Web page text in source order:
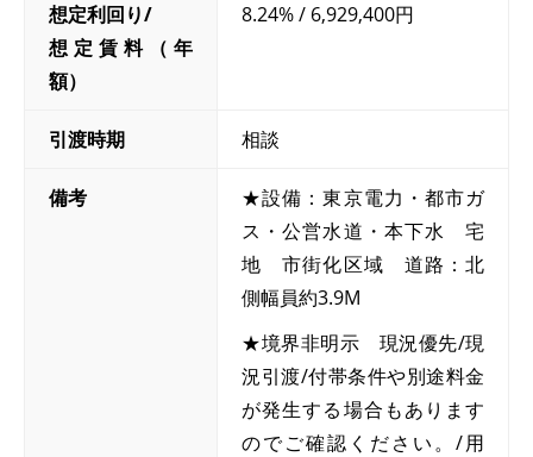
想定利回り/
想定賃料（年
額）
8.24% / 6,929,400円
引渡時期 相談
備考
★設備：東京電力・都市ガ
ス・公営水道・本下水 宅
地 市街化区域 道路：北
側幅員約3.9M
★境界非明示 現況優先/現
況引渡/付帯条件や別途料金
が発生する場合もあります
のでご確認ください。/用